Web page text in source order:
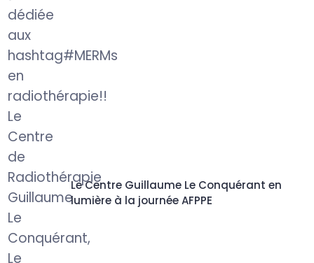
Le Centre Guillaume Le Conquérant en
lumière à la journée AFPPE